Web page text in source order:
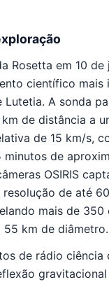
Rosetta em 10 de
científico mais
Lutetia. A sonda
de distância a
de 15 km/s,
de
OSIRIS
resolução de até
mais de 350
55 km de diâmetro.
de rádio ciência